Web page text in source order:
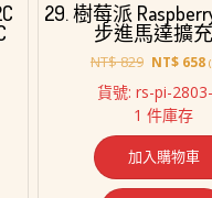
。
29. 樹莓派
步進馬達擴
NT$829 原
價
格：
NT$ 829
NT$658
貨號: rs-pi-
1 件庫存
加入購物車